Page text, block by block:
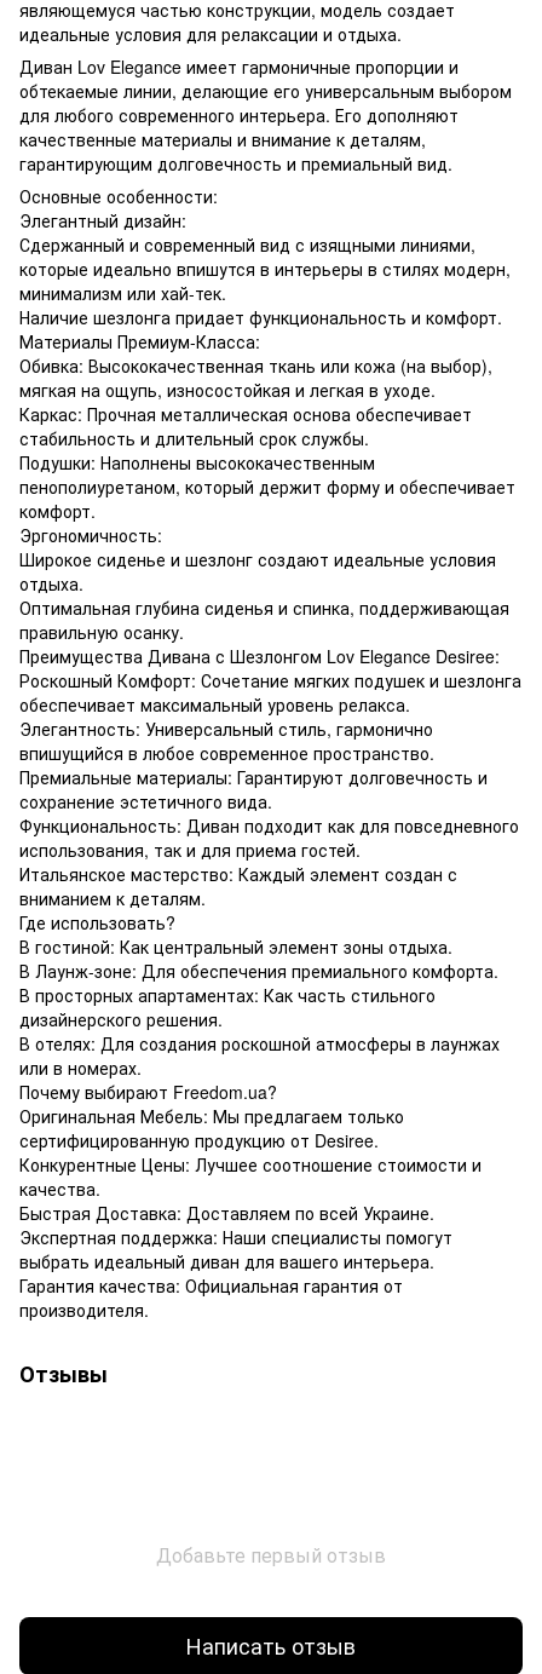
являющемуся частью конструкции, модель создает
идеальные условия для релаксации и отдыха.
Диван Lov Elegance имеет гармоничные пропорции и
обтекаемые линии, делающие его универсальным выбором
для любого современного интерьера. Его дополняют
качественные материалы и внимание к деталям,
гарантирующим долговечность и премиальный вид.
Основные особенности:
Элегантный дизайн:
Сдержанный и современный вид с изящными линиями,
которые идеально впишутся в интерьеры в стилях модерн,
минимализм или хай-тек.
Наличие шезлонга придает функциональность и комфорт.
Материалы Премиум-Класса:
Обивка: Высококачественная ткань или кожа (на выбор),
мягкая на ощупь, износостойкая и легкая в уходе.
Каркас: Прочная металлическая основа обеспечивает
стабильность и длительный срок службы.
Подушки: Наполнены высококачественным
пенополиуретаном, который держит форму и обеспечивает
комфорт.
Эргономичность:
Широкое сиденье и шезлонг создают идеальные условия
отдыха.
Оптимальная глубина сиденья и спинка, поддерживающая
правильную осанку.
Преимущества Дивана с Шезлонгом Lov Elegance Desiree:
Роскошный Комфорт: Сочетание мягких подушек и шезлонга
обеспечивает максимальный уровень релакса.
Элегантность: Универсальный стиль, гармонично
впишущийся в любое современное пространство.
Премиальные материалы: Гарантируют долговечность и
сохранение эстетичного вида.
Функциональность: Диван подходит как для повседневного
использования, так и для приема гостей.
Итальянское мастерство: Каждый элемент создан с
вниманием к деталям.
Где использовать?
В гостиной: Как центральный элемент зоны отдыха.
В Лаунж-зоне: Для обеспечения премиального комфорта.
В просторных апартаментах: Как часть стильного
дизайнерского решения.
В отелях: Для создания роскошной атмосферы в лаунжах
или в номерах.
Почему выбирают Freedom.ua?
Оригинальная Мебель: Мы предлагаем только
сертифицированную продукцию от Desiree.
Конкурентные Цены: Лучшее соотношение стоимости и
качества.
Быстрая Доставка: Доставляем по всей Украине.
Экспертная поддержка: Наши специалисты помогут
выбрать идеальный диван для вашего интерьера.
Гарантия качества: Официальная гарантия от
производителя.
Отзывы
Добавьте первый отзыв
Написать отзыв